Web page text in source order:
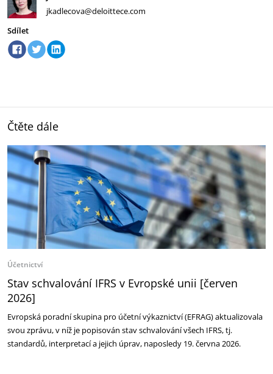
jkadlecova@deloittece.com
Sdílet
Čtěte dále
Účetnictví
Stav schvalování IFRS v Evropské unii [červen
2026]
Evropská poradní skupina pro účetní výkaznictví (EFRAG) aktualizovala
svou zprávu, v níž je popisován stav schvalování všech IFRS, tj.
standardů, interpretací a jejich úprav, naposledy 19. června 2026.